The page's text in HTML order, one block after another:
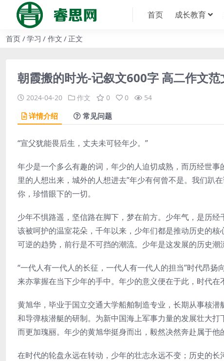
首页 成长教育
首页 学习 作文 正文
朝霞搬的时光-记叙文600字 高二作文范
2024-04-20 作文 0 0 54
详情介绍 常见问题
“宣父犹能畏后生，丈夫未可轻年少。”
年少是一个多么有趣的词，年少的人迫切成熟，而历经世
里的人想出来，城外的人想进去”年少有何曾不是。我们趴
你，珍惜眼下的一切。
少年不惧路遥，坚信路在脚下，梦在前方。少年气，是历
该被呵护的温室花朵，千年以来，少年们都是推动历史的
可逆的趋势，前行是不可挡的潮流。少年是这发展的历史潮
“一代人有一代人的长征，一代人有一代人的担当”时代昂
来亦掌握在当下少年的手中。年少的意义便在于此，时代在
黄旭华，毕业于国立交通大学船舶制造专业，长期从事核
和导弹核潜艇的研制。为新中国海上军事力量的发展壮大
而更加瑰丽。年少的黄旭华挺身而出，毅然决然奔赴属于
在时代的轮盘永远在转动，少年的壮志永远不变；历史的